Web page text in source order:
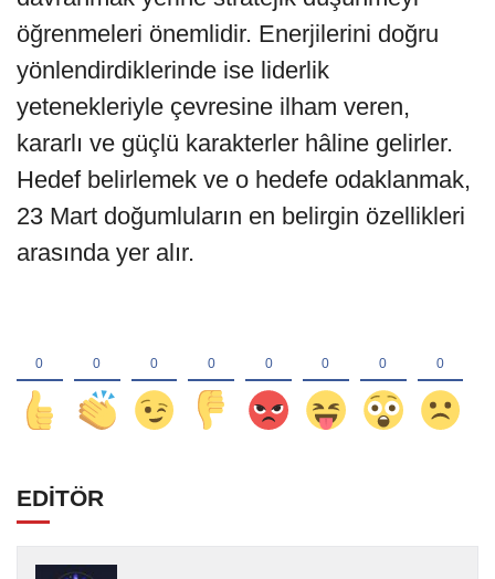
öğrenmeleri önemlidir. Enerjilerini doğru
yönlendirdiklerinde ise liderlik
yetenekleriyle çevresine ilham veren,
kararlı ve güçlü karakterler hâline gelirler.
Hedef belirlemek ve o hedefe odaklanmak,
23 Mart doğumluların en belirgin özellikleri
arasında yer alır.
EDİTÖR